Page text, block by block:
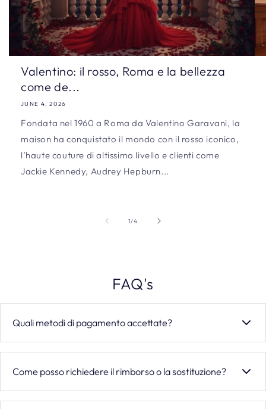
Valentino: il rosso, Roma e la bellezza
come de...
JUNE 4, 2026
Fondata nel 1960 a Roma da Valentino Garavani, la
maison ha conquistato il mondo con il rosso iconico,
l’haute couture di altissimo livello e clienti come
Jackie Kennedy, Audrey Hepburn...
1/of
4
FAQ's
Quali metodi di pagamento accettate?
American Express, Maestro), wallet digitali (Apple Pay,
Come posso richiedere il rimborso o la sostituzione?